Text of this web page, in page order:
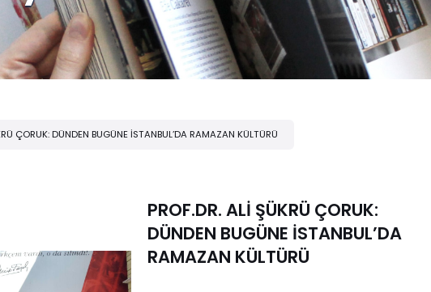
ÇORUK: DÜNDEN BUGÜNE İSTANBUL’DA RAMAZAN KÜLTÜRÜ
PROF.DR. ALİ ŞÜKRÜ ÇORUK:
DÜNDEN BUGÜNE İSTANBUL’DA
RAMAZAN KÜLTÜRÜ